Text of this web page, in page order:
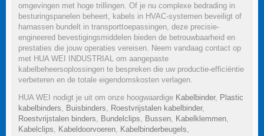
omgevingen met hoge trillingen. Of je nu complexe bedrading in
besturingspanelen beheert, kabels in HVAC-systemen beveiligt of
harnassen bundelt in transporttoepassingen, deze precisie-
engineered bevestigingsmiddelen bieden de betrouwbaarheid en
prestaties die jouw operaties vereisen. Neem vandaag contact op
met HUA WEI INDUSTRIAL om aangepaste
kabelbeheersoplossingen te bespreken die uw productie-efficiëntie
verbeteren en de totale eigendomskosten verlagen.
HUA WEI nodigt je uit om onze hoogwaardige Kabelbinder, Plastic
kabelbinders
Buisbinders Roestvrijstalen kabelbinder,
Roestvrijstalen binders
Bundelclips Bussen Kabelklemmen
Kabelclips
Kabeldoorvoeren Kabelbinderbeugels